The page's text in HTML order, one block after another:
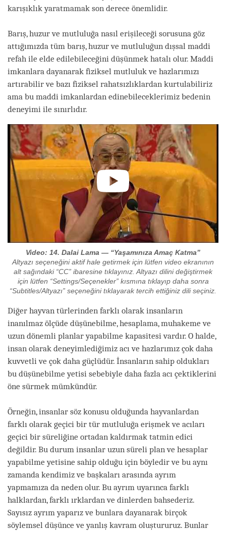
karışıklık yaratmamak son derece önemlidir.
Barış, huzur ve mutluluğa nasıl erişileceği sorusuna göz
attığımızda tüm barış, huzur ve mutluluğun dışsal maddi
refah ile elde edilebileceğini düşünmek hatalı olur. Maddi
imkanlara dayanarak fiziksel mutluluk ve hazlarımızı
artırabilir ve bazı fiziksel rahatsızlıklardan kurtulabiliriz
ama bu maddi imkanlardan edinebileceklerimiz bedenin
deneyimi ile sınırlıdır.
Video: 14. Dalai Lama — “Yaşamınıza Amaç Katma”
Altyazı seçeneğini aktif hale getirmek için lütfen video ekranının
alt sağındaki “CC” ibaresine tıklayınız. Altyazı dilini değiştirmek
için lütfen “Settings/Seçenekler” kısmına tıklayıp daha sonra
“Subtitles/Altyazı” seçeneğini tıklayarak tercih ettiğiniz dili seçiniz.
Diğer hayvan türlerinden farklı olarak insanların
inanılmaz ölçüde düşünebilme, hesaplama, muhakeme ve
uzun dönemli planlar yapabilme kapasitesi vardır. O halde,
insan olarak deneyimlediğimiz acı ve hazlarımız çok daha
kuvvetli ve çok daha güçlüdür. İnsanların sahip oldukları
bu düşünebilme yetisi sebebiyle daha fazla acı çektiklerini
öne sürmek mümkündür.
Örneğin, insanlar söz konusu olduğunda hayvanlardan
farklı olarak geçici bir tür mutluluğa erişmek ve acıları
geçici bir süreliğine ortadan kaldırmak tatmin edici
değildir. Bu durum insanlar uzun süreli plan ve hesaplar
yapabilme yetisine sahip olduğu için böyledir ve bu aynı
zamanda kendimiz ve başkaları arasında ayrım
yapmamıza da neden olur. Bu ayrım uyarınca farklı
halklardan, farklı ırklardan ve dinlerden bahsederiz.
Sayısız ayrım yaparız ve bunlara dayanarak birçok
söylemsel düşünce ve yanlış kavram oluştururuz. Bunlar